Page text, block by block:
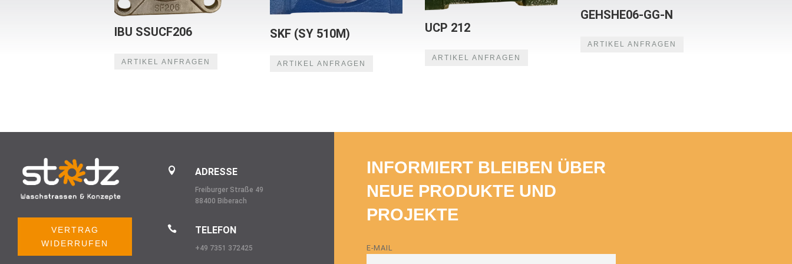
IBU SSUCF206
ARTIKEL ANFRAGEN
SKF (SY 510M)
ARTIKEL ANFRAGEN
UCP 212
ARTIKEL ANFRAGEN
GEHSHE06-GG-N
ARTIKEL ANFRAGEN
VERTRAG
WIDERRUFEN
 ADRESSE
Freiburger Straße 49
88400 Biberach
 TELEFON
+49 7351 372425
INFORMIERT BLEIBEN ÜBER
NEUE PRODUKTE UND
PROJEKTE
E-MAIL